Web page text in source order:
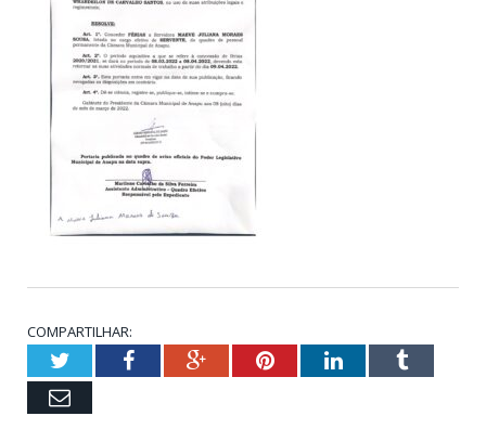
COMPARTILHAR:
TwitterFacebookGoogle+PinterestLinkedInTumblr
Email